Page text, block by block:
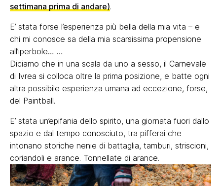
settimana prima di andare).
E’ stata forse l’esperienza più bella della mia vita – e
chi mi conosce sa della mia scarsissima propensione
all’iperbole… …
Diciamo che in una scala da uno a sesso, il Carnevale
di Ivrea si colloca oltre la prima posizione, e batte ogni
altra possibile esperienza umana ad eccezione, forse,
del Paintball.
E’ stata un’epifania dello spirito, una giornata fuori dallo
spazio e dal tempo conosciuto, tra pifferai che
intonano storiche nenie di battaglia, tamburi, striscioni,
coriandoli e arance. Tonnellate di arance.